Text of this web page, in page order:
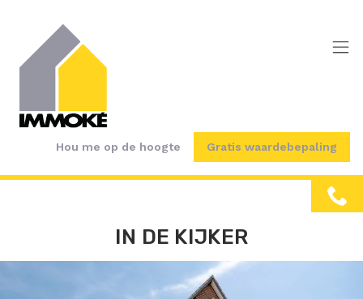
Hou me op de hoogte Gratis waardebepaling
IN DE KIJKER